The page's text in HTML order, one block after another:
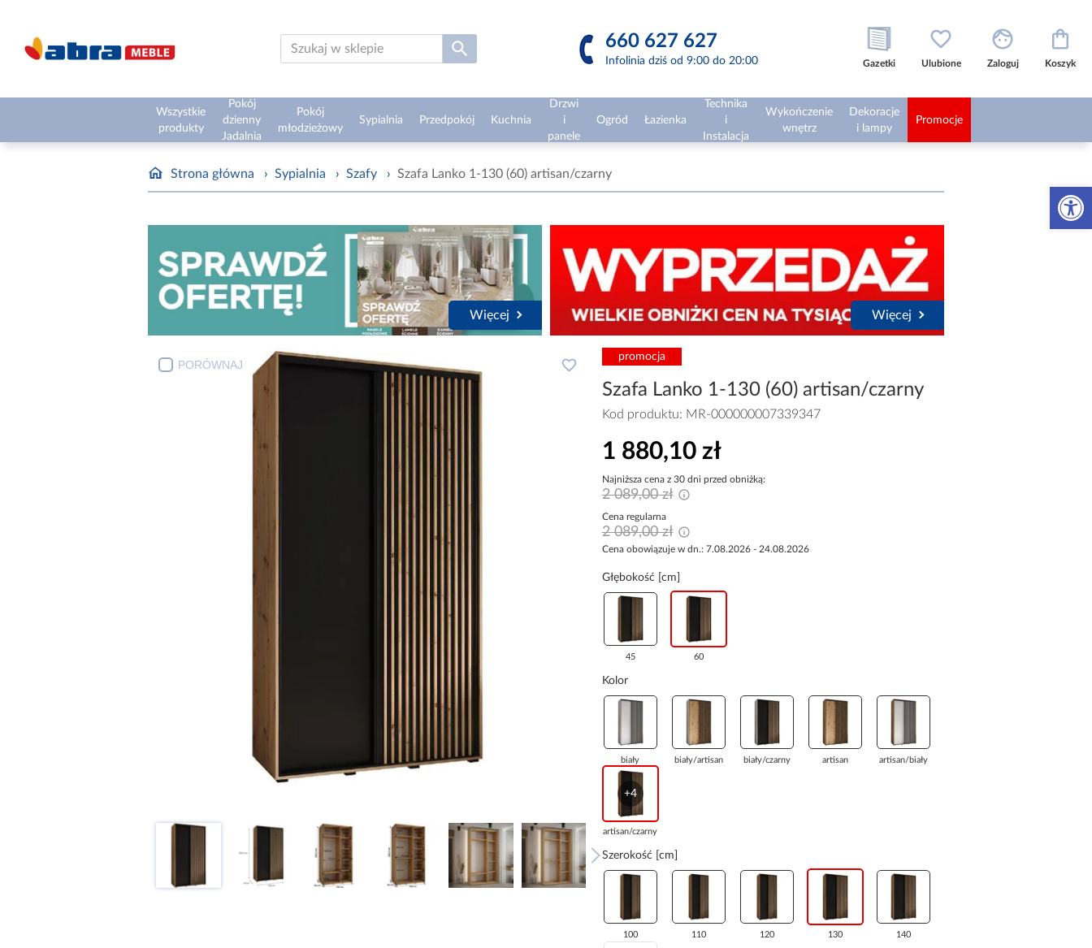
Otwórz
660 627 627
Infolinia dziś od 9:00 do 20:00 Gazetki Ulubione Zaloguj Koszyk
Wszystkie
produkty
Pokój
dzienny
Jadalnia
Pokój
młodzieżowy
Sypialnia Przedpokój Kuchnia
Drzwi
i
panele
Ogród Łazienka
Technika
i
Instalacja
Wykończenie
wnętrz
Dekoracje
i lampy
Promocje
Strona główna › Sypialnia › Szafy › Szafa Lanko 1-130 (60) artisan/czarny
Więcej Więcej
PORÓWNAJ
promocja
Szafa Lanko 1-130 (60) artisan/czarny
Kod produktu: MR-000000007339347
1 880,10 zł
Najniższa cena z 30 dni przed obniżką:
2 089,00 zł
Cena regularna
2 089,00 zł
Cena obowiązuje w dn.: 7.08.2026 - 24.08.2026
Głębokość [cm]
45 60
Kolor
biały biały/artisan biały/czarny artisan artisan/biały
+4
artisan/czarny
Szerokość [cm]
100 110 120 130 140